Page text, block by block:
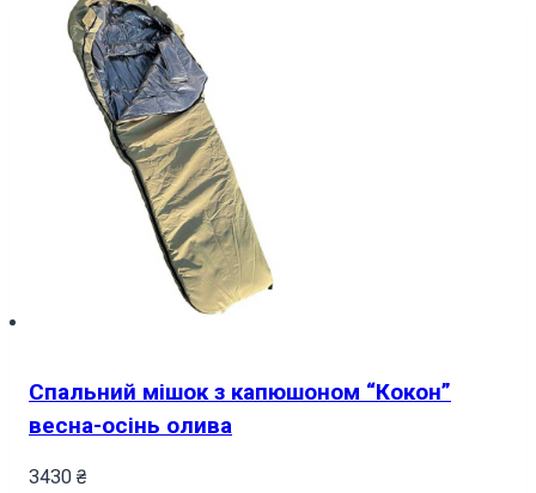
Спальний мішок з капюшоном “Кокон”
весна-осінь олива
3430 ₴